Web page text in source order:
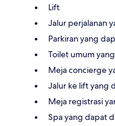
Lift
Jalur perjalanan
Parkiran yang
Toilet umum
Meja concierge
Jalur ke lift yang
Meja registrasi
Spa yang dapat